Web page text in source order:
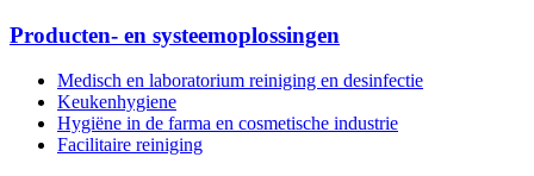
Producten- en systeemoplossingen
Medisch en laboratorium reiniging en desinfectie
Keukenhygiene
Hygiëne in de farma en cosmetische industrie
Facilitaire reiniging